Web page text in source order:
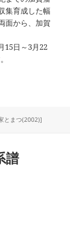
集育成した幅
面から、加賀
15日～3月22
尊経閣文庫の所蔵
とまつ(2002)]
譜